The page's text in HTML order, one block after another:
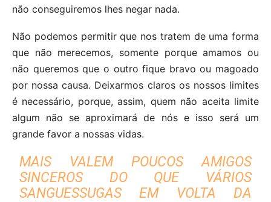
não conseguiremos lhes negar nada.
Não podemos permitir que nos tratem de uma forma
que não merecemos, somente porque amamos ou
não queremos que o outro fique bravo ou magoado
por nossa causa. Deixarmos claros os nossos limites
é necessário, porque, assim, quem não aceita limite
algum não se aproximará de nós e isso será um
grande favor a nossas vidas.
MAIS VALEM POUCOS AMIGOS
SINCEROS DO QUE VÁRIOS
SANGUESSUGAS EM VOLTA DA